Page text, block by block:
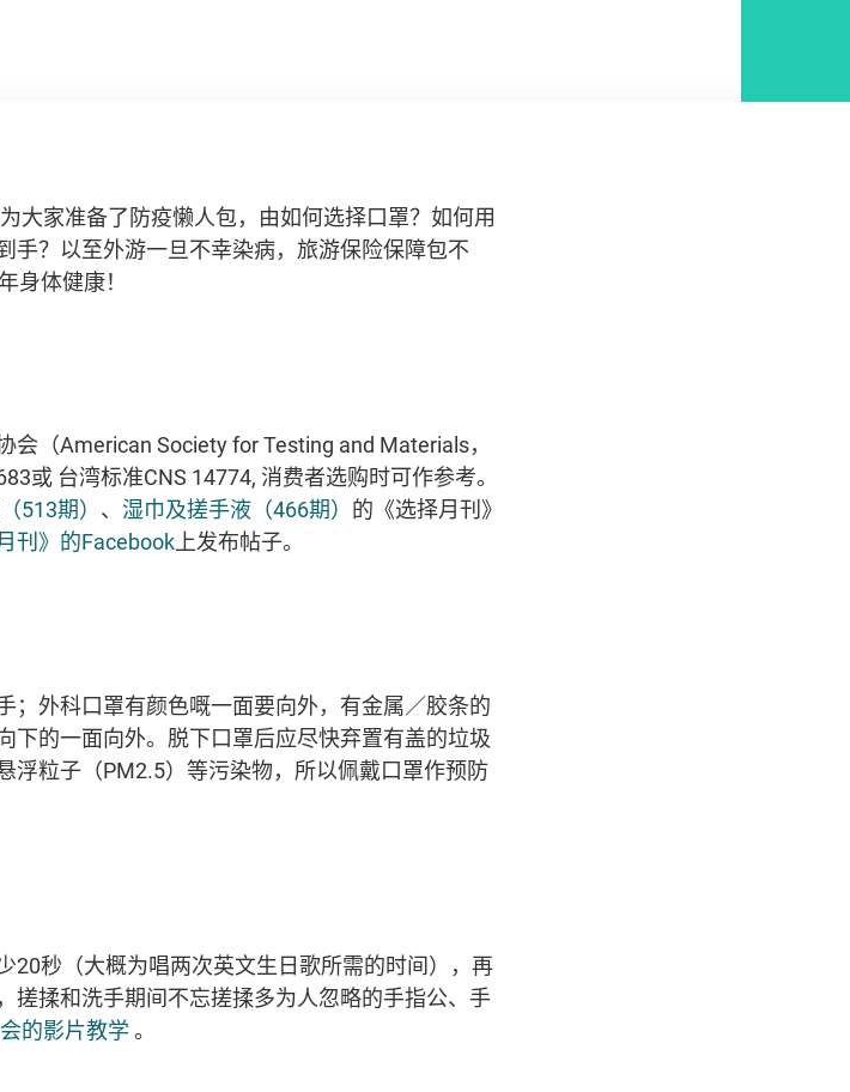
大家准备了防疫懒人包，由如何选择口罩？如何用
手？以至外游一旦不幸染病，旅游保险保障包不
身体健康！
（American Society for Testing and Materials，
或 台湾标准CNS 14774, 消费者选购时可作参考。
513期） 、 湿巾及搓手液（466期） 的《选择月刊》
刊》的Facebook上发布帖子。
；外科口罩有颜色嘅一面要向外，有金属／胶条的
下的一面向外。脱下口罩后应尽快弃置有盖的垃圾
浮粒子（PM2.5）等污染物，所以佩戴口罩作预防
20秒（大概为唱两次英文生日歌所需的时间），再
搓揉和洗手期间不忘搓揉多为人忽略的手指公、手
的影片教学 。